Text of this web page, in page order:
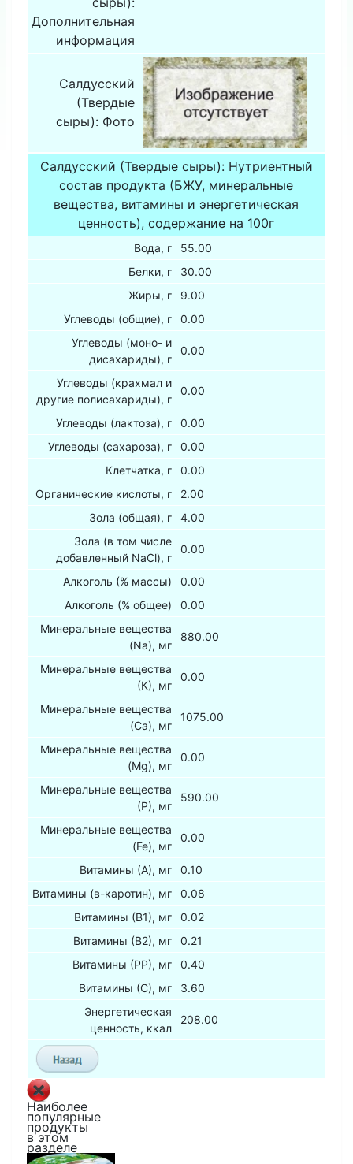
Дополнительная
информация
Салдусский
(Твердые
сыры): Фото
Салдусский (Твердые сыры): Нутриентный
состав продукта (БЖУ, минеральные
вещества, витамины и энергетическая
ценность), содержание на 100г
Вода, г
55.00
Белки, г
30.00
Жиры, г
9.00
Углеводы (общие), г
0.00
Углеводы (моно- и
дисахариды), г
0.00
Углеводы (крахмал и
другие полисахариды), г
0.00
Углеводы (лактоза), г
0.00
Углеводы (сахароза), г
0.00
Клетчатка, г
0.00
Органические кислоты, г
2.00
Зола (общая), г
4.00
Зола (в том числе
добавленный NaCl), г
0.00
Алкоголь (% массы)
0.00
Алкоголь (% общее)
0.00
Минеральные вещества
(Na), мг
880.00
Минеральные вещества
(К), мг
0.00
Минеральные вещества
(Са), мг
1075.00
Минеральные вещества
(Mg), мг
0.00
Минеральные вещества
(Р), мг
590.00
Минеральные вещества
(Fe), мг
0.00
Витамины (А), мг
0.10
Витамины (в-каротин), мг
0.08
Витамины (В1), мг
0.02
Витамины (В2), мг
0.21
Витамины (РР), мг
0.40
Витамины (С), мг
3.60
Энергетическая
ценность, ккал
208.00
Наиболее
популярные
продукты
в этом
разделе